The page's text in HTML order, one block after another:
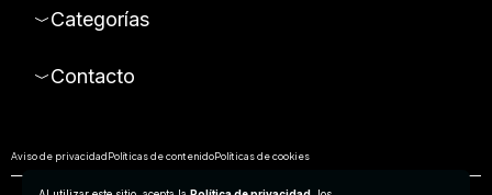
Categorías
Contacto
Aviso de privacidadPolíticas de contenidoPolíticas de cookies